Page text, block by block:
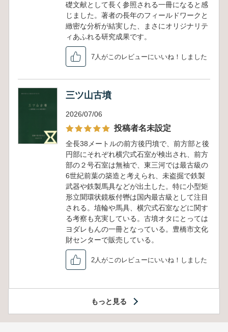
礎文献として長く参照される一冊になると感
じました。著者の長年のフィールドワークと
緻密な分析が結実した、まさにオリジナリテ
ィあふれる研究成果です。
7人がこのレビューにいいね！しました
三ツ山古墳
2026/07/06
投稿者名未設定
全長38メートルの前方後円墳で、前方部と後
円部にそれぞれ横穴式石室が検出され、前方
部の２号石室は無袖で、東三河では最古級の
6世紀前葉の築造と考えられ、未盗掘で鉄製
武器や鉄製馬具などが出土した。特に小型矩
形立聞環状鏡板付轡は国内最古級として注目
される。埴輪や馬具、横穴式石室などに関す
る考察も充実している。古墳オタにとっては
ヨダレもんの一冊となっている。豊橋市文化
財センターで販売している。
2人がこのレビューにいいね！しました
もっと見る